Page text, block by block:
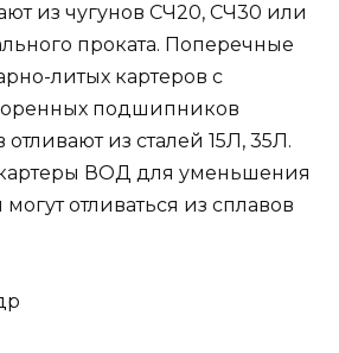
из чугунов СЧ20, СЧ30 или
проката. Поперечные
литых картеров с
подшипников
из сталей 15Л, 35Л.
ВОД для уменьшения
отливаться из сплавов